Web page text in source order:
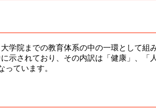
学院までの教育体系の中の一環として組
示されており、その内訳は「健康」、「
ています。